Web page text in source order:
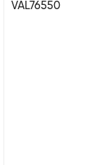
VAL76550